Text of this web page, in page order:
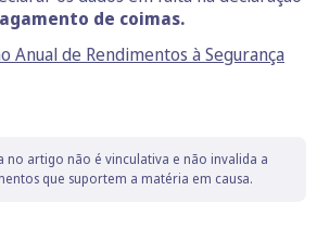
de coimas.
Anual de Rendimentos à Segurança
no artigo não é vinculativa e não invalida a
que suportem a matéria em causa.